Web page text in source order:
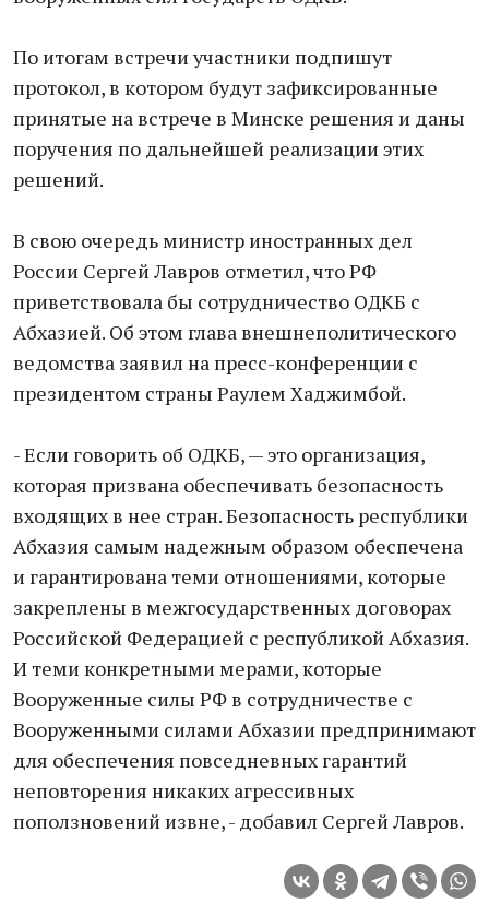
По итогам встречи участники подпишут
протокол, в котором будут зафиксированные
принятые на встрече в Минске решения и даны
поручения по дальнейшей реализации этих
решений.
В свою очередь министр иностранных дел
России Сергей Лавров отметил, что РФ
приветствовала бы сотрудничество ОДКБ с
Абхазией. Об этом глава внешнеполитического
ведомства заявил на пресс-конференции с
президентом страны Раулем Хаджимбой.
- Если говорить об ОДКБ, — это организация,
которая призвана обеспечивать безопасность
входящих в нее стран. Безопасность республики
Абхазия самым надежным образом обеспечена
и гарантирована теми отношениями, которые
закреплены в межгосударственных договорах
Российской Федерацией с республикой Абхазия.
И теми конкретными мерами, которые
Вооруженные силы РФ в сотрудничестве с
Вооруженными силами Абхазии предпринимают
для обеспечения повседневных гарантий
неповторения никаких агрессивных
поползновений извне, - добавил Сергей Лавров.